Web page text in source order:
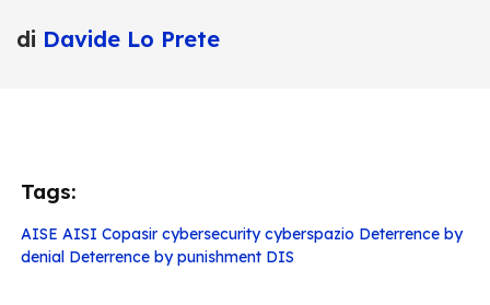
di Davide Lo Prete
Tags:
AISE AISI Copasir cybersecurity cyberspazio Deterrence by
denial Deterrence by punishment DIS